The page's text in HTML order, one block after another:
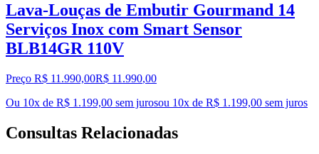
Lava-Louças de Embutir Gourmand 14
Serviços Inox com Smart Sensor
BLB14GR 110V
Preço R$ 11.990,00R$ 11.990,00
Ou 10x de R$ 1.199,00 sem jurosou 10x de R$ 1.199,00 sem juros
Consultas Relacionadas